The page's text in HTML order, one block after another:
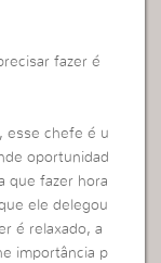
fazer é
esse chefe é u
oportunidad
que fazer hora
ele delegou
é relaxado, a
importância p